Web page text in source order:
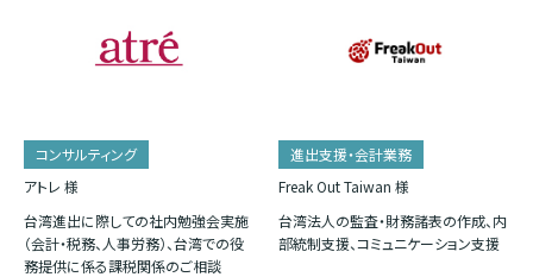
コンサルティング
アトレ 様
台湾進出に際しての社内勉強会実施
（会計・税務、人事労務）、台湾での役
務提供に係る課税関係のご相談
進出支援・会計業務
Freak Out Taiwan 様
台湾法人の監査・財務諸表の作成、内
部統制支援、コミュニケーション支援